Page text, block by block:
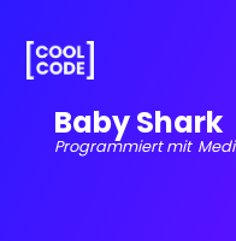
Baby Shark
Programmiert mit